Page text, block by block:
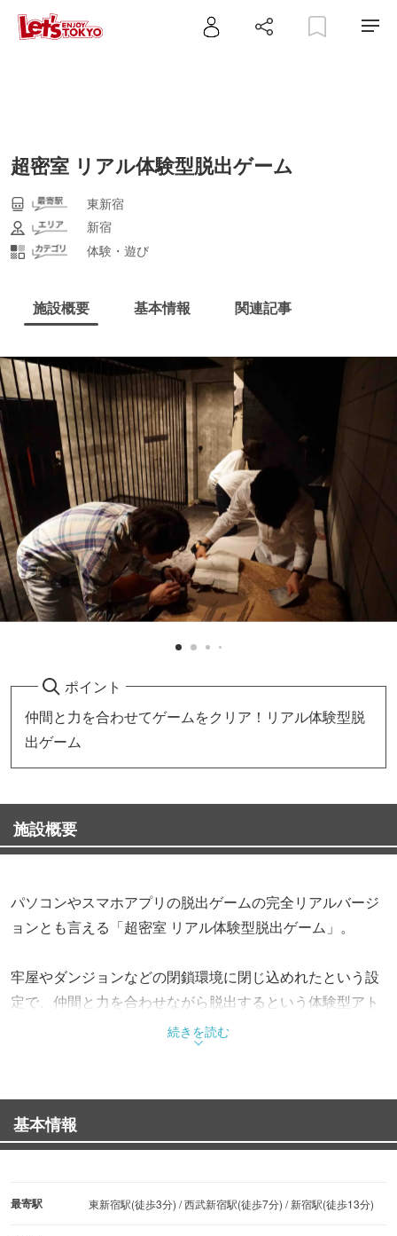
超密室 リアル体験型脱出ゲーム
東新宿
新宿
体験・遊び
施設概要 基本情報 関連記事
ポイント
仲間と力を合わせてゲームをクリア！リアル体験型脱
出ゲーム
施設概要
パソコンやスマホアプリの脱出ゲームの完全リアルバージ
ョンとも言える「超密室 リアル体験型脱出ゲーム」。
牢屋やダンジョンなどの閉鎖環境に閉じ込めれたという設
定で、仲間と力を合わせながら脱出するという体験型アト
出を図る「牢屋からの脱出」と、張り巡らされたレーザー
をかいくぐりながら進む「ダンジョンからの脱出」の2
種。参加人数は2名からで、少人数のシチュエーションに
続きを読む
基本情報
最寄駅 東新宿駅(徒歩3分) / 西武新宿駅(徒歩7分) / 新宿駅(徒歩13分)